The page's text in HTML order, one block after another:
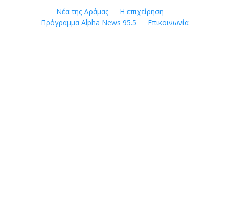
Νέα της Δράμας
Η επιχείρηση
Πρόγραμμα Alpha News 95.5
Επικοινωνία